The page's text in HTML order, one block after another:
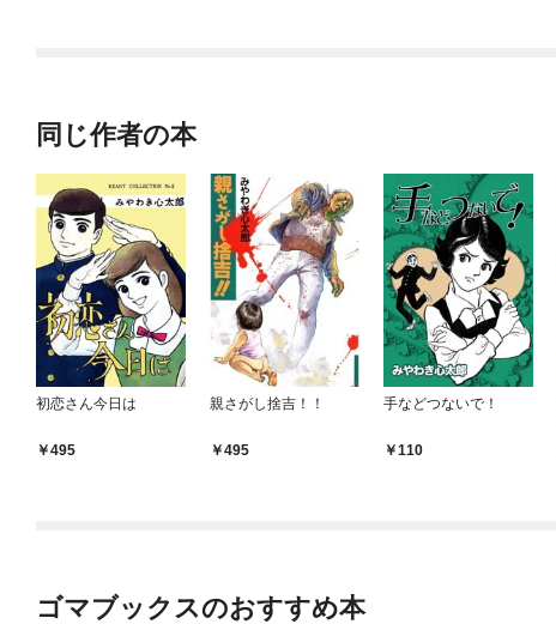
同じ作者の本
初恋さん今日は
495
親さがし捨吉！！
495
手などつないで！
110
ゴマブックスのおすすめ本